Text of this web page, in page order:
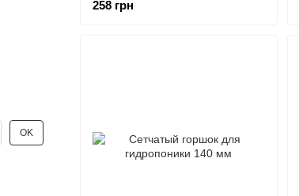
258 грн
OK